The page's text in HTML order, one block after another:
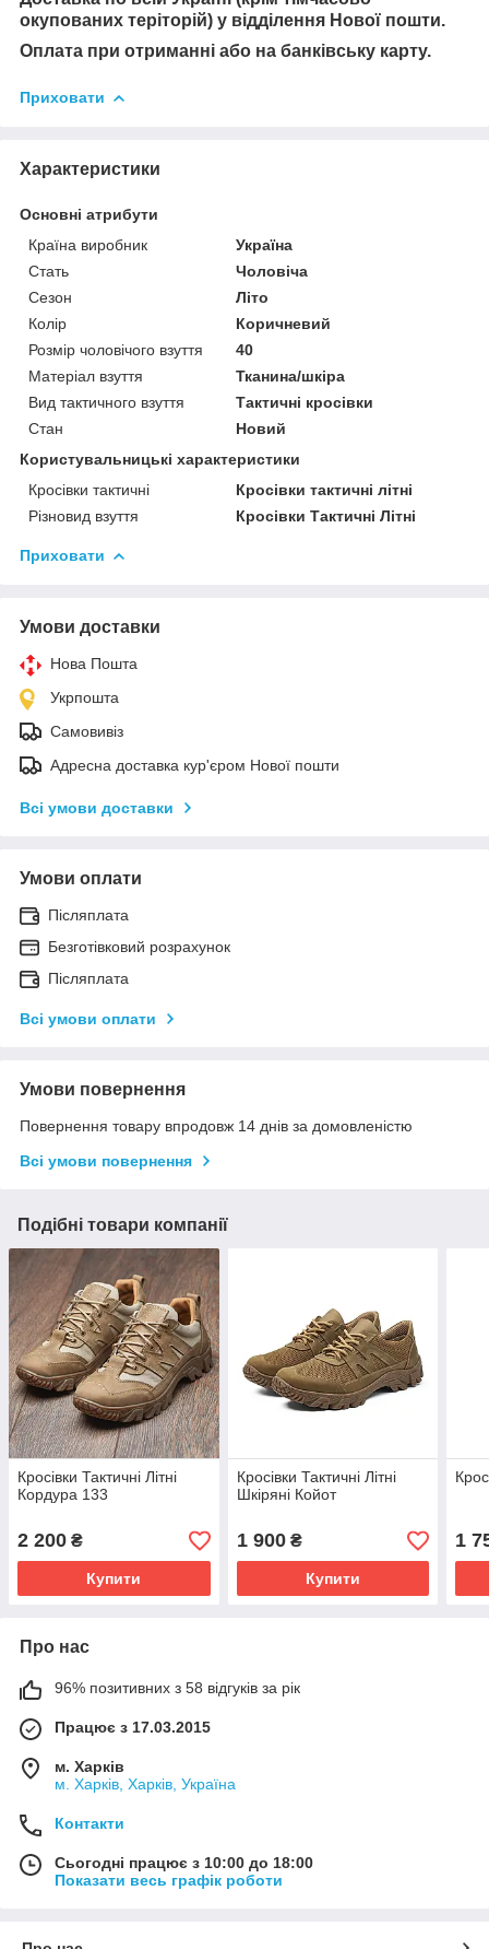
окупованих теріторій) у відділення Нової пошти.
Оплата при отриманні або на банківську карту.
Приховати
Характеристики
Основні атрибути
Країна виробник
Україна
Стать
Чоловіча
Сезон
Літо
Колір
Коричневий
Розмір чоловічого взуття
40
Матеріал взуття
Тканина/шкіра
Вид тактичного взуття
Тактичні кросівки
Стан
Новий
Користувальницькі характеристики
Кросівки тактичні
Кросівки тактичні літні
Різновид взуття
Кросівки Тактичні Літні
Приховати
Умови доставки
Нова Пошта
Укрпошта
Самовивіз
Адресна доставка кур'єром Нової пошти
Всі умови доставки
Умови оплати
Післяплата
Безготівковий розрахунок
Післяплата
Всі умови оплати
Умови повернення
Повернення товару впродовж 14 днів за домовленістю
Всі умови повернення
Подібні товари компанії
Кросівки Тактичні Літні
Кордура 133
2 200 ₴
Купити
Кросівки Тактичні Літні
Шкіряні Койот
1 900₴
Купити
1
Про нас
96% позитивних з 58 відгуків за рік
Працює з 17.03.2015
м. Харків
м. Харків, Харків, Україна
Контакти
Сьогодні працює з 10:00 до 18:00
Показати весь графік роботи